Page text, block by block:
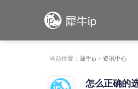
当前位置： 犀牛ip > 资讯中心
怎么正确的